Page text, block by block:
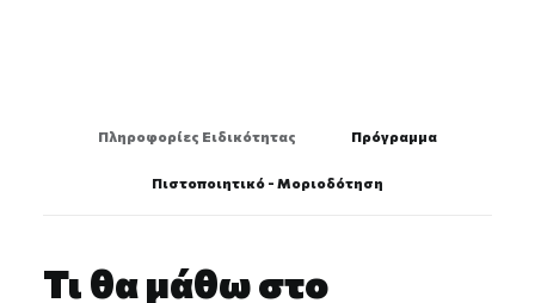
Πληροφορίες Ειδικότητας Πρόγραμμα
Πιστοποιητικό - Μοριοδότηση
Τι θα μάθω στο